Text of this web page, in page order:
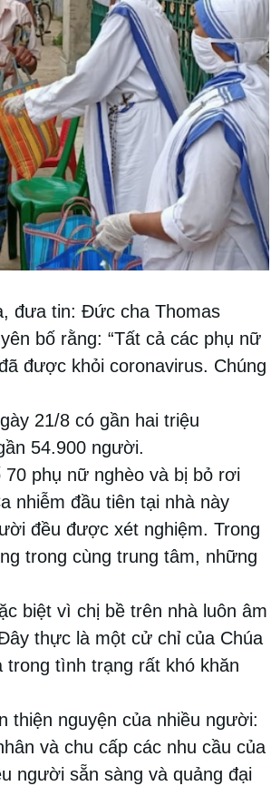
đưa tin: Đức cha Thomas
bố rằng: “Tất cả các phụ nữ
được khỏi coronavirus. Chúng
21/8 có gần hai triệu
54.900 người.
phụ nữ nghèo và bị bỏ rơi
nhiễm đầu tiên tại nhà này
đều được xét nghiệm. Trong
trong cùng trung tâm, những
biệt vì chị bề trên nhà luôn âm
thực là một cử chỉ của Chúa
trong tình trạng rất khó khăn
thiện nguyện của nhiều người:
và chu cấp các nhu cầu của
người sẵn sàng và quảng đại